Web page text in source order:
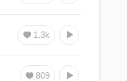
1.3k
809